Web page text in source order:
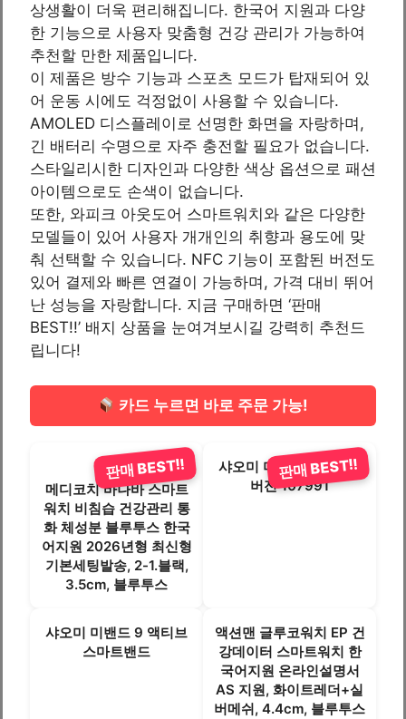
상생활이 더욱 편리해집니다. 한국어 지원과 다양
한 기능으로 사용자 맞춤형 건강 관리가 가능하여
추천할 만한 제품입니다.
이 제품은 방수 기능과 스포츠 모드가 탑재되어 있
어 운동 시에도 걱정없이 사용할 수 있습니다.
AMOLED 디스플레이로 선명한 화면을 자랑하며,
긴 배터리 수명으로 자주 충전할 필요가 없습니다.
스타일리시한 디자인과 다양한 색상 옵션으로 패션
아이템으로도 손색이 없습니다.
또한, 와피크 아웃도어 스마트워치와 같은 다양한
모델들이 있어 사용자 개개인의 취향과 용도에 맞
춰 선택할 수 있습니다. NFC 기능이 포함된 버전도
있어 결제와 빠른 연결이 가능하며, 가격 대비 뛰어
난 성능을 자랑합니다. 지금 구매하면 ‘판매
BEST!!’ 배지 상품을 눈여겨보시길 강력히 추천드
립니다!
카드 누르면 바로 주문 가능!
메디코치 바나바 스마트
워치 비침습 건강관리 통
화 체성분 블루투스 한국
어지원 2026년형 최신형
기본세팅발송, 2-1.블랙,
3.5cm, 블루투스
판매 BEST!!
샤오미 미밴드 8 글로벌
버전 107991
판매 BEST!!
샤오미 미밴드 9 액티브
스마트밴드
액션맨 글루코워치 EP 건
강데이터 스마트워치 한
국어지원 온라인설명서
AS 지원, 화이트레더+실
버메쉬, 4.4cm, 블루투스